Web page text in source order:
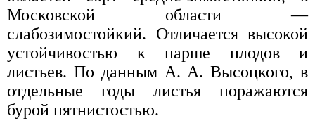
Московской области —
слабозимостойкий. Отличается высокой
устойчивостью к парше плодов и
листьев. По данным А. А. Высоцкого, в
отдельные годы листья поражаются
бурой пятнистостью.